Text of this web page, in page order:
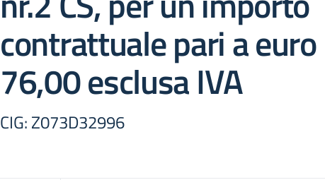
contrattuale pari a euro
76,00 esclusa IVA
CIG: Z073D32996